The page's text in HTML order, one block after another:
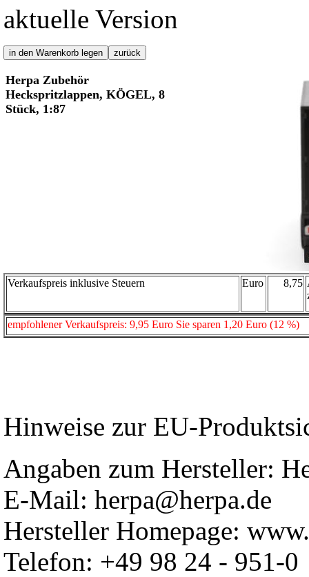
aktuelle Version
Herpa Zubehör
Heckspritzlappen, KÖGEL, 8
Stück, 1:87
Verkaufspreis inklusive Steuern Euro 8,75
empfohlener Verkaufspreis: 9,95 Euro Sie sparen 1,20 Euro (12 %)
Hinweise zur EU-
Angaben zum Hersteller:
E-Mail: herpa@herpa.de
Hersteller Homepage:
Telefon: +49 98 24 - 951-0